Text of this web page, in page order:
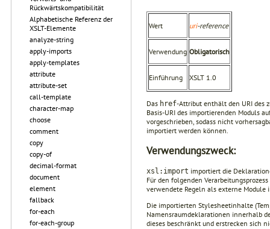
Rückwärtskompatibilität
Alphabetische Referenz der
XSLT-Elemente
analyze-string
apply-imports
apply-templates
attribute
attribute-set
call-template
character-map
choose
comment
copy
copy-of
decimal-format
document
element
fallback
for-each
for-each-group
Wert uri-reference
Verwendung Obligatorisch
Einführung XSLT 1.0
Das href-Attribut enthält den URI des
Basis-URI des importierenden Moduls
vorgeschrieben, sodass nicht
importiert werden können.
Verwendungszweck:
xsl:import importiert die
Für den folgenden
verwendete Regeln als externe Module
Die importierten Stylesheetinhalte
Namensraumdeklarationen innerhalb
dieses beschränkt und erstrecken sich